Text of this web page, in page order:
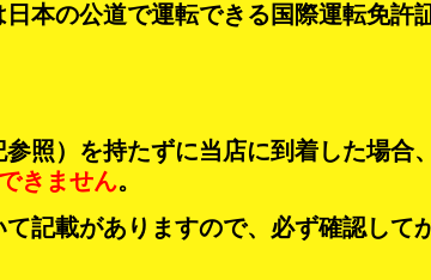
本の公道で運転できる国際運転免許
照）を持たずに当店に到着した場合、
きません。
記載がありますので、必ず確認して